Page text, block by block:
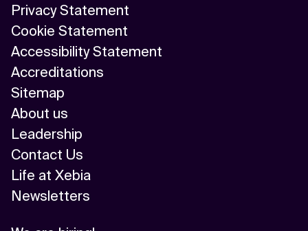
Privacy Statement
Cookie Statement
Accessibility Statement
Accreditations
Sitemap
About us
Leadership
Contact Us
Life at Xebia
Newsletters